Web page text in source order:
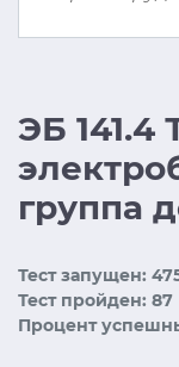
ЭБ 141.4
группа
Тест запущен:
Тест пройден: 87
Процент